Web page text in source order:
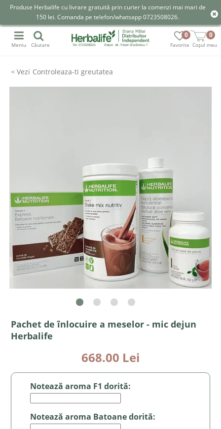
Produse Herbalife cu livrare gratuită prin curier la comenzi mai mari de
150 lei. Comanda pe telefon/whatsapp 0723508026.
Favorite
0
Coșul meu
0
Meniu Căutare
Controleaza-ti greutatea
Pachet de înlocuire a meselor - mic dejun
Herbalife
668.00 Lei
Notează aroma F1 dorită:
Notează aroma Batoane dorită: